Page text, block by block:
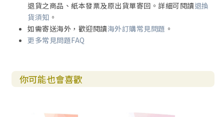
退貨之商品、紙本發票及原出貨單寄回。詳細可閱讀退換
貨須知 。
如需寄送海外，歡迎閱讀海外訂購常見問題 。
更多常見問題FAQ
你可能也會喜歡